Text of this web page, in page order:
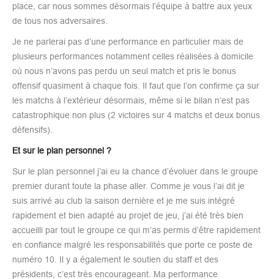
place, car nous sommes désormais l’équipe à battre aux yeux
de tous nos adversaires.
Je ne parlerai pas d’une performance en particulier mais de
plusieurs performances notamment celles réalisées à domicile
où nous n’avons pas perdu un seul match et pris le bonus
offensif quasiment à chaque fois. Il faut que l’on confirme ça sur
les matchs à l’extérieur désormais, même si le bilan n’est pas
catastrophique non plus (2 victoires sur 4 matchs et deux bonus
défensifs).
Et sur le plan personnel ?
Sur le plan personnel j’ai eu la chance d’évoluer dans le groupe
premier durant toute la phase aller. Comme je vous l’ai dit je
suis arrivé au club la saison dernière et je me suis intégré
rapidement et bien adapté au projet de jeu, j’ai été très bien
accueilli par tout le groupe ce qui m’as permis d’être rapidement
en confiance malgré les responsabilités que porte ce poste de
numéro 10. Il y a également le soutien du staff et des
présidents, c’est très encourageant. Ma performance